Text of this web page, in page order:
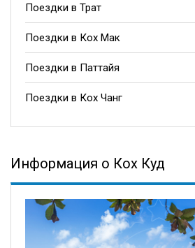
Поездки в Трат
Поездки в Кох Мак
Поездки в Паттайя
Поездки в Кох Чанг
Информация о Кох Куд